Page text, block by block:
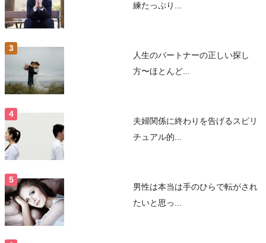
練たっぷり...
人生のパートナーの正しい探し
方〜ほとんど...
夫婦関係に終わりを告げるスピリ
チュアル的...
男性は本当は手のひらで転がされ
たいと思っ...